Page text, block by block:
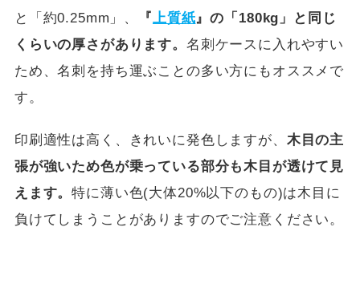
と「約0.25mm」、
『上質紙』の「180kg」と同じ
くらいの厚さがあります。 名刺ケースに入れやすい
ため、名刺を持ち運ぶことの多い方にもオススメで
す。
印刷適性は高く、きれいに発色しますが、 木目の主
張が強いため色が乗っている部分も木目が透けて見
えます。特に薄い色(大体20%以下のもの)は木目に
負けてしまうことがありますのでご注意ください。